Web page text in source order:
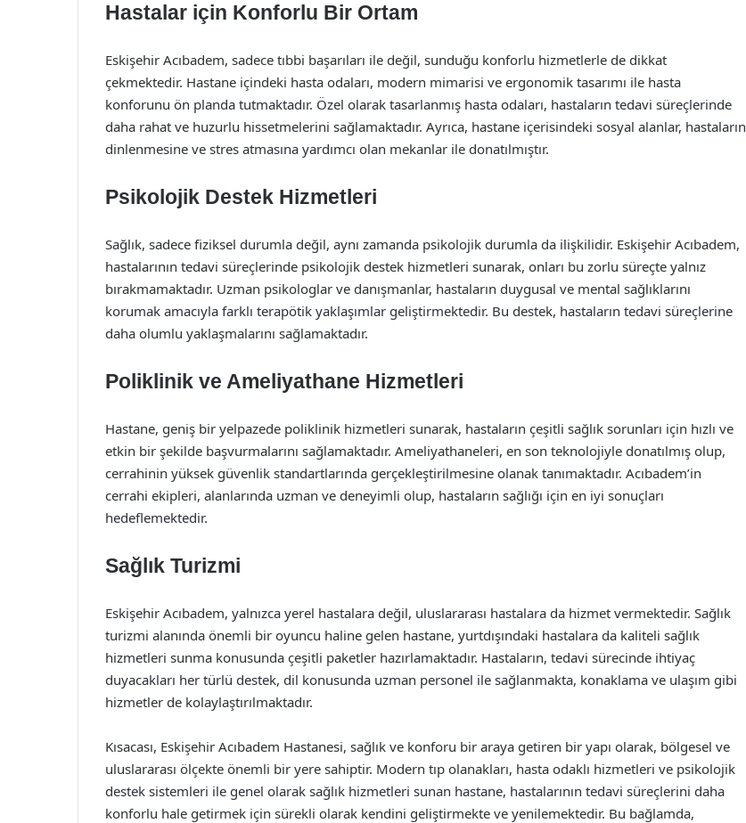
Hastalar için Konforlu Bir Ortam
Eskişehir Acıbadem, sadece tıbbi başarıları ile değil, sunduğu konforlu hizmetlerle de dikkat
çekmektedir. Hastane içindeki hasta odaları, modern mimarisi ve ergonomik tasarımı ile hasta
konforunu ön planda tutmaktadır. Özel olarak tasarlanmış hasta odaları, hastaların tedavi süreçlerinde
daha rahat ve huzurlu hissetmelerini sağlamaktadır. Ayrıca, hastane içerisindeki sosyal alanlar, hastaların
dinlenmesine ve stres atmasına yardımcı olan mekanlar ile donatılmıştır.
Psikolojik Destek Hizmetleri
Sağlık, sadece fiziksel durumla değil, aynı zamanda psikolojik durumla da ilişkilidir. Eskişehir Acıbadem,
hastalarının tedavi süreçlerinde psikolojik destek hizmetleri sunarak, onları bu zorlu süreçte yalnız
bırakmamaktadır. Uzman psikologlar ve danışmanlar, hastaların duygusal ve mental sağlıklarını
korumak amacıyla farklı terapötik yaklaşımlar geliştirmektedir. Bu destek, hastaların tedavi süreçlerine
daha olumlu yaklaşmalarını sağlamaktadır.
Poliklinik ve Ameliyathane Hizmetleri
Hastane, geniş bir yelpazede poliklinik hizmetleri sunarak, hastaların çeşitli sağlık sorunları için hızlı ve
etkin bir şekilde başvurmalarını sağlamaktadır. Ameliyathaneleri, en son teknolojiyle donatılmış olup,
cerrahinin yüksek güvenlik standartlarında gerçekleştirilmesine olanak tanımaktadır. Acıbadem’in
cerrahi ekipleri, alanlarında uzman ve deneyimli olup, hastaların sağlığı için en iyi sonuçları
hedeflemektedir.
Sağlık Turizmi
Eskişehir Acıbadem, yalnızca yerel hastalara değil, uluslararası hastalara da hizmet vermektedir. Sağlık
turizmi alanında önemli bir oyuncu haline gelen hastane, yurtdışındaki hastalara da kaliteli sağlık
hizmetleri sunma konusunda çeşitli paketler hazırlamaktadır. Hastaların, tedavi sürecinde ihtiyaç
duyacakları her türlü destek, dil konusunda uzman personel ile sağlanmakta, konaklama ve ulaşım gibi
hizmetler de kolaylaştırılmaktadır.
Kısacası, Eskişehir Acıbadem Hastanesi, sağlık ve konforu bir araya getiren bir yapı olarak, bölgesel ve
uluslararası ölçekte önemli bir yere sahiptir. Modern tıp olanakları, hasta odaklı hizmetleri ve psikolojik
destek sistemleri ile genel olarak sağlık hizmetleri sunan hastane, hastalarının tedavi süreçlerini daha
konforlu hale getirmek için sürekli olarak kendini geliştirmekte ve yenilemektedir. Bu bağlamda,